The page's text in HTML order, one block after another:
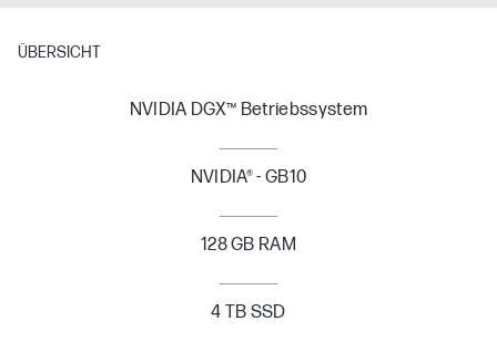
ÜBERSICHT
NVIDIA DGX™ Betriebssystem
NVIDIA® - GB10
128 GB RAM
4 TB SSD